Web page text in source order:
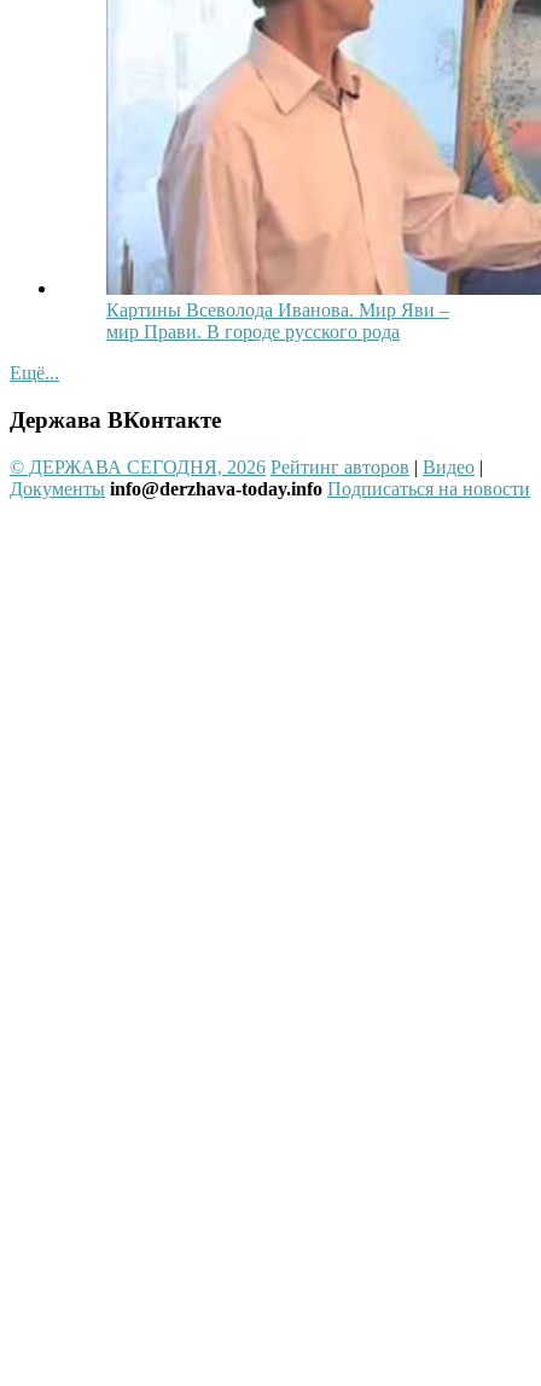
Картины Всеволода Иванова. Мир Яви –
мир Прави. В городе русского рода
Ещё...
Держава ВКонтакте
© ДЕРЖАВА СЕГОДНЯ, 2026 Рейтинг авторов | Видео |
Документы info@derzhava-today.info Подписаться на новости